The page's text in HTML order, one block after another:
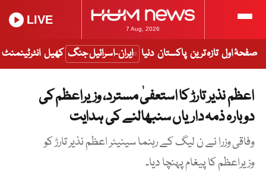
7 Aug, 2026
LIVE
صفحۂ اول تازہ ترین پاکستان دنیا ایران-اسرائیل جنگ کھیل انٹرٹینمنٹ
اعظم نذیر تارڑ کا استعفیٰ مسترد، وزیراعظم کی
دوبارہ ذمہ داریاں سنبھالنے کی ہدایت
وفاقی وزرا نے ن لیگ کے رہنما سینیٹر اعظم نذیر تارڑ کو
وزیراعظم کا پیغام پہنچا دیا۔